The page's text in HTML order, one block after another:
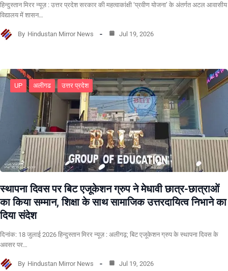
हिन्दुस्तान मिरर न्यूज़ : उत्तर प्रदेश सरकार की महत्वाकांक्षी ‘प्रवीण योजना’ के अंतर्गत अटल आवासीय
विद्यालय में शासन…
By Hindustan Mirror News Jul 19, 2026
UP अलीगढ उत्तर प्रदेश
स्थापना दिवस पर बिट एजूकेशन ग्रुप ने मेधावी छात्र-छात्राओं
का किया सम्मान, शिक्षा के साथ सामाजिक उत्तरदायित्व निभाने का
दिया संदेश
दिनांक: 18 जुलाई 2026 हिन्दुस्तान मिरर न्यूज़ : अलीगढ़; बिट एजूकेशन ग्रुप के स्थापना दिवस के
अवसर पर…
By Hindustan Mirror News Jul 19, 2026